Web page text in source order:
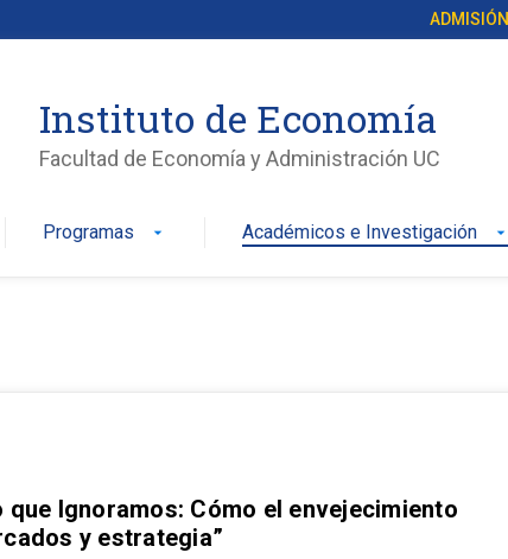
ADMISIÓN
Instituto de Economía
Facultad de Economía y Administración UC
Programas arrow_drop_down Académicos e Investigación arrow_drop_down
que Ignoramos: Cómo el envejecimiento
y estrategia”